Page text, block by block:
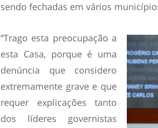
sendo fechadas em vários
“Trago esta preocupação a
esta Casa, porque é uma
denúncia que considero
extremamente grave e que
requer explicações tanto
dos líderes governistas